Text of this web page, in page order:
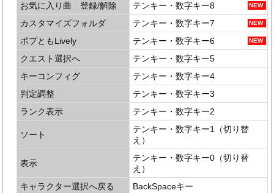
お気に入り曲 登録/解除
テンキー・数字キー8
カスタマイズフォルダ
テンキー・数字キー7
ポプともLively
テンキー・数字キー6
クエスト選択へ
テンキー・数字キー5
キーコンフィグ
テンキー・数字キー4
判定調整
テンキー・数字キー3
ランク表示
テンキー・数字キー2
ソート
テンキー・数字キー1（切り替
え）
表示
テンキー・数字キー0（切り替
え）
キャラクター選択へ戻る
BackSpaceキー